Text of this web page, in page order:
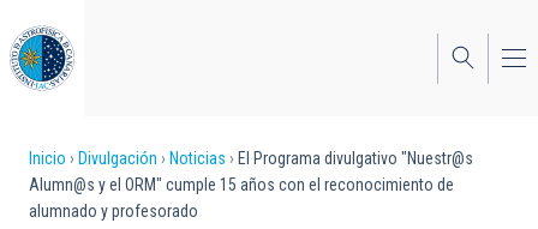
al
contenido
principal
Sobrescribir
enlaces
Inicio Divulgación Noticias
El Programa divulgativo "Nuestr@s
Alumn@s y el ORM" cumple 15 años con el reconocimiento de
alumnado y profesorado